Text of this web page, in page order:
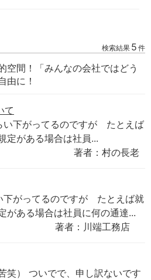
検索結果 5 件
空間！「みんなの会社ではどう
由に！
て
い下がってるのですが たとえば
定がある場合は社員...
著者：村の長老
下がってるのですが たとえば就
がある場合は社員に何の通達...
著者：川端工務店
笑） ついでで、申し訳ないです